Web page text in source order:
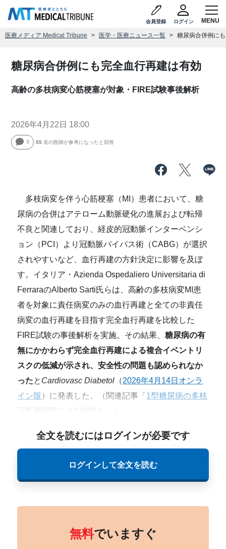
会員登録 ログイン
医療メディア Medical Tribune 医学・医療ニュース一覧 糖尿病合併例に
糖尿病合併例にも完全血行再建は有効
高齢の多枝病変心筋梗塞が対象・FIRE試験事後解析
2026年4月22日 18:00
3 55 名の医師が参考になったと回答
多枝病変を伴う心筋梗塞（MI）患者において、糖
尿病の合併はアテローム動脈硬化の進展および転帰
不良と関連しており、経皮的冠動脈インターベンシ
ョン（PCI）より冠動脈バイパス術（CABG）が選択
されやすいなど、血行再建の方針決定に影響を及ぼ
す。イタリア・Azienda Ospedaliero Universitaria di
FerraraのAlberto Sarti氏らは、高齢の多枝病変MI患
者を対象に責任病変のみの血行再建と全ての非責任
病変の血行再建を目指す完全血行再建を比較した
FIRE試験の事後解析を実施。その結果、糖尿病の有
無にかかわらず完全血行再建による複合イベントリ
スクの低減が示され、安全性の問題も認められなか
ったと Cardiovasc Diabetol （2026年4月14日オンラ
イン版 ）に発表した。（関連記事「 1型糖尿病の多枝
冠動脈病変にはCABGを
全文を読むにはログインが必要です
ログインして全文を読む
無料でいますぐ